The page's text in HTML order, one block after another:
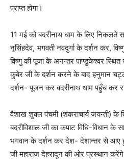
प्राप्त होगा।
11 मई को बदरीनाथ धाम के लिए निकलते
नृसिंहदेव, भगवती नवदुर्गा के दर्शन कर,
विष्णु की पूजा के अनन्तर पाण्डुकेश्वर स्थित
कुबेर जी के दर्शन करने के बाद हनुमान
दर्शन- पूजन कर बदरीनाथ धाम पहुँच कर
वैशाख शुक्ल पंचमी (शंकराचार्य जयन्ती) के
बदरीविशाल जी का कपाट विधि-विधान
भगवान के दर्शन कर देश- देशान्तर से आए
जी महाराज देहरादून की ओर प्रस्थान